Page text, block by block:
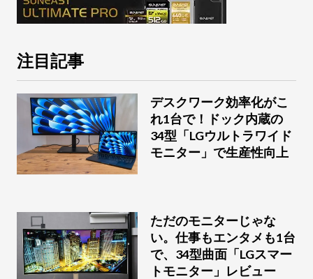
注目記事
デスクワーク効率化がこ
れ1台で！ドック内蔵の
34型「LGウルトラワイド
モニター」で生産性向上
ただのモニターじゃな
い。仕事もエンタメも1台
で、34型曲面「LGスマー
トモニター」レビュー